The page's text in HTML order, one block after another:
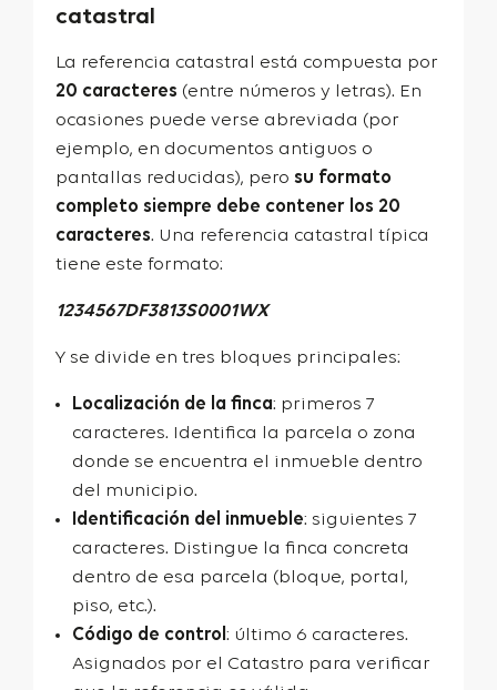
catastral
La referencia catastral está compuesta por
20 caracteres (entre números y letras). En
ocasiones puede verse abreviada (por
ejemplo, en documentos antiguos o
pantallas reducidas), pero su formato
completo siempre debe contener los 20
caracteres. Una referencia catastral típica
tiene este formato:
1234567DF3813S0001WX
Y se divide en tres bloques principales:
Localización de la finca: primeros 7
caracteres. Identifica la parcela o zona
donde se encuentra el inmueble dentro
del municipio.
Identificación del inmueble: siguientes 7
caracteres. Distingue la finca concreta
dentro de esa parcela (bloque, portal,
piso, etc.).
Código de control : último 6 caracteres.
Asignados por el Catastro para verificar